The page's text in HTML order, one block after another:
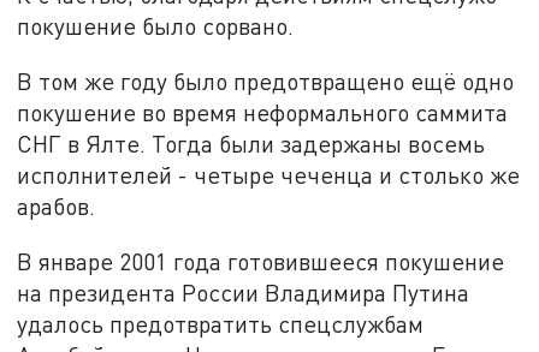
покушение было сорвано.
В том же году было предотвращено ещё одно
покушение во время неформального саммита
СНГ в Ялте. Тогда были задержаны восемь
исполнителей - четыре чеченца и столько же
арабов.
В январе 2001 года готовившееся покушение
на президента России Владимира Путина
удалось предотвратить спецслужбам